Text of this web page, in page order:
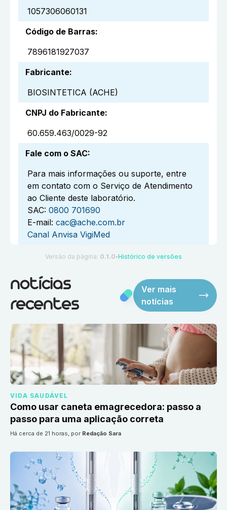
1057306060131
Código de Barras:
7896181927037
Fabricante:
BIOSINTETICA (ACHE)
CNPJ do Fabricante:
60.659.463/0029-92
Fale com o SAC:
Para mais informações ou suporte, entre
em contato com o Serviço de Atendimento
ao Cliente deste laboratório.
SAC: 0800 701690
E-mail: cac@ache.com.br
Canal Anvisa VigiMed
Versão da página: 0.1.0 ●Histórico de versões
notícias
recentes
Ver mais
notícias
VIDA SAUDÁVEL
Como usar caneta emagrecedora: passo a
passo para uma aplicação correta
há cerca de 21 horas, por Redação Sara